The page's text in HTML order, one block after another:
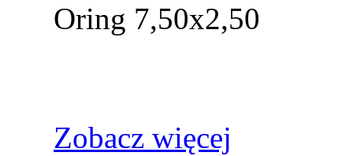
Oring 7,50x2,50
Zobacz więcej